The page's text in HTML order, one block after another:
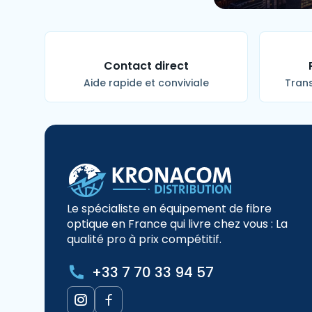
Contact direct
Aide rapide et conviviale
Le spécialiste en équipement de fibre
optique en France qui livre chez vous : La
qualité pro à prix compétitif.
+33 7 70 33 94 57